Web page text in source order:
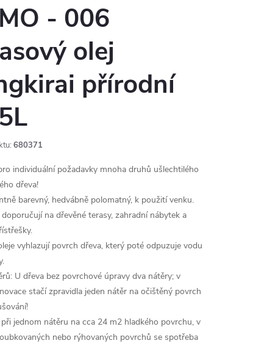
- 006
olej
přírodní
680371
individuální požadavky mnoha druhů ušlechtilého
dřeva!
barevný, hedvábně polomatný, k použití venku.
na dřevěné terasy, zahradní nábytek a
vyhlazují povrch dřeva, který poté odpuzuje vodu
U dřeva bez povrchové úpravy dva nátěry; v
stačí zpravidla jeden nátěr na očištěný povrch
jednom nátěru na cca 24 m2 hladkého povrchu, v
nebo rýhovaných povrchů se spotřeba